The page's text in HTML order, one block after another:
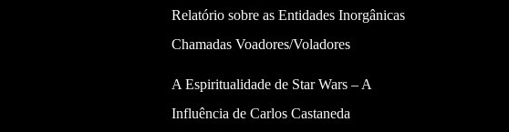
Relatório sobre as Entidades Inorgânicas
Chamadas Voadores/Voladores
A Espiritualidade de Star Wars – A
Influência de Carlos Castaneda